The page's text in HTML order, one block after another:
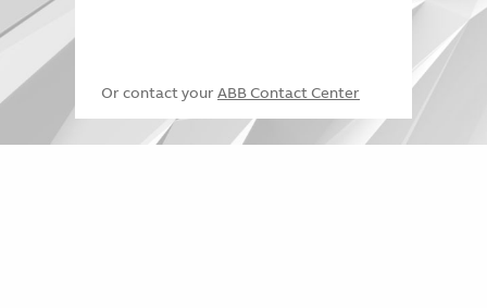
Or contact your ABB Contact Center